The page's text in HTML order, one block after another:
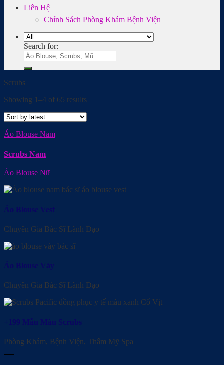
Liên Hệ
Chính Sách Phòng Khám Bệnh Viện
Search for:
Scrubs
Showing 1–4 of 65 results
Áo Blouse Nam
Scrubs Nam
Áo Blouse Nữ
Áo Blouse Vest
Chuyên Gia Bác Sĩ Lãnh Đạo
Áo Blouse Váy
Chuyên Gia Bác Sĩ Lãnh Đạo
+199 Mẫu Màu Scrubs
Phòng Khám, Bệnh Viện, Thẩm Mỹ Spa